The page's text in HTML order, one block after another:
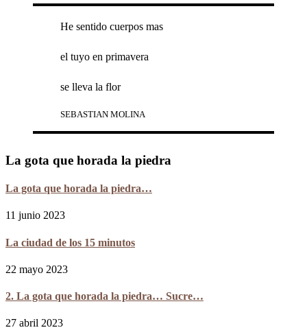
He sentido cuerpos mas
el tuyo en primavera
se lleva la flor
SEBASTIAN MOLINA
La gota que horada la piedra
La gota que horada la piedra…
11 junio 2023
La ciudad de los 15 minutos
22 mayo 2023
2. La gota que horada la piedra… Sucre…
27 abril 2023